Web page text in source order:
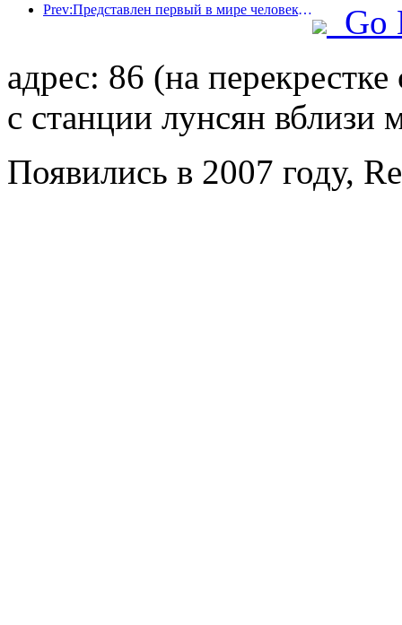
Prev:Представлен первый в мире человекоподобный робот, ориентированный на обслуживание в сфере общественного питания в различных сценариях.
Go
адрес: 86 (на
с станции лунсян вблизи
Появились в 2007 году,